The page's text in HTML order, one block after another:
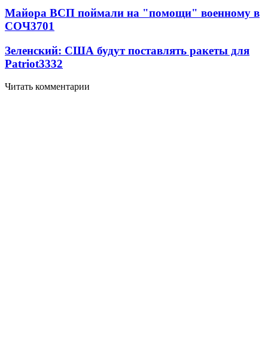
Майора ВСП поймали на "помощи" военному в
СОЧ3701
Зеленский: США будут поставлять ракеты для
Patriot3332
Читать комментарии